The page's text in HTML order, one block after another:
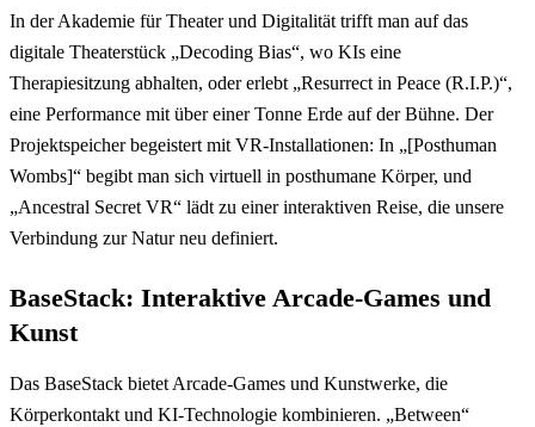
In der Akademie für Theater und Digitalität trifft man auf das
digitale Theaterstück „Decoding Bias“, wo KIs eine
Therapiesitzung abhalten, oder erlebt „Resurrect in Peace (R.I.P.)“,
eine Performance mit über einer Tonne Erde auf der Bühne. Der
Projektspeicher begeistert mit VR-Installationen: In „[Posthuman
Wombs]“ begibt man sich virtuell in posthumane Körper, und
„Ancestral Secret VR“ lädt zu einer interaktiven Reise, die unsere
Verbindung zur Natur neu definiert.
BaseStack: Interaktive Arcade-Games und
Kunst
Das BaseStack bietet Arcade-Games und Kunstwerke, die
Körperkontakt und KI-Technologie kombinieren. „Between“